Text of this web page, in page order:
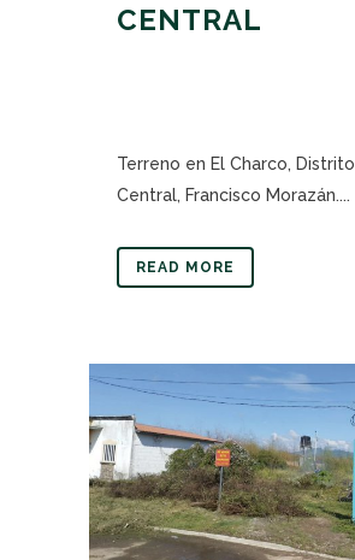
CENTRAL
Terreno en El Charco, Distrito
Central, Francisco Morazán....
READ MORE